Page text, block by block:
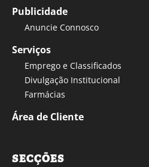
Publicidade
Anuncie Connosco
Serviços
Emprego e Classificados
Divulgação Institucional
Farmácias
Área de Cliente
SECÇÕES